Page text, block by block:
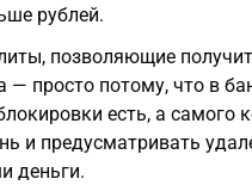
рублей.
позволяющие
— просто потому, что в
есть, а самого
и предусматривать
деньги.